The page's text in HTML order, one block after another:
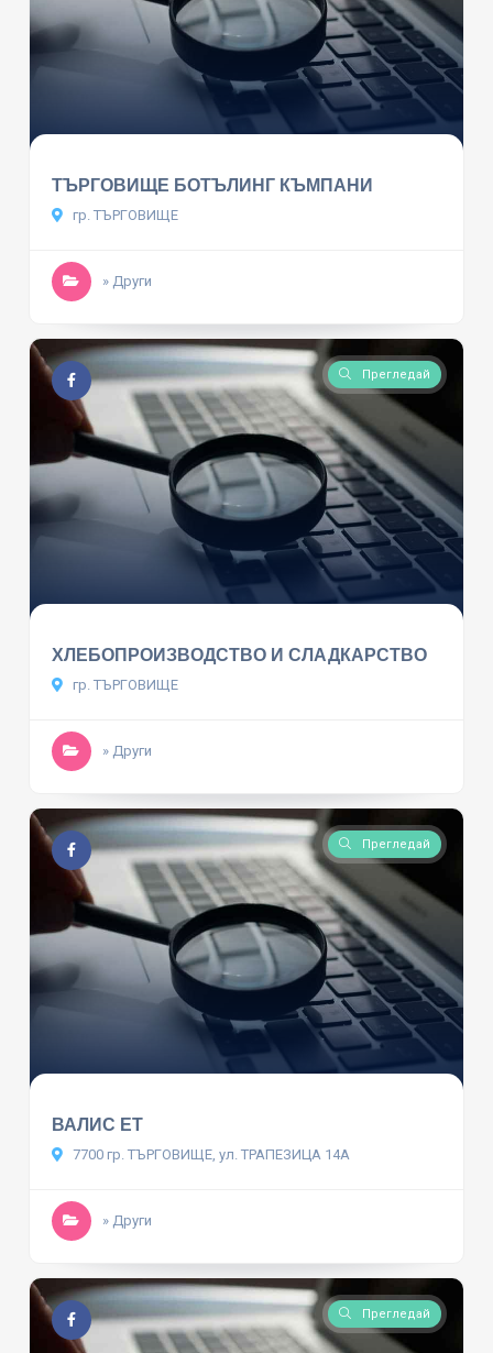
ТЪРГОВИЩЕ БОТЪЛИНГ КЪМПАНИ
гр. ТЪРГОВИЩЕ
» Други
Прегледай
ХЛЕБОПРОИЗВОДСТВО И СЛАДКАРСТВО
гр. ТЪРГОВИЩЕ
» Други
Прегледай
ВАЛИС ЕТ
7700 гр. ТЪРГОВИЩЕ, ул. ТРАПЕЗИЦА 14А
» Други
Прегледай